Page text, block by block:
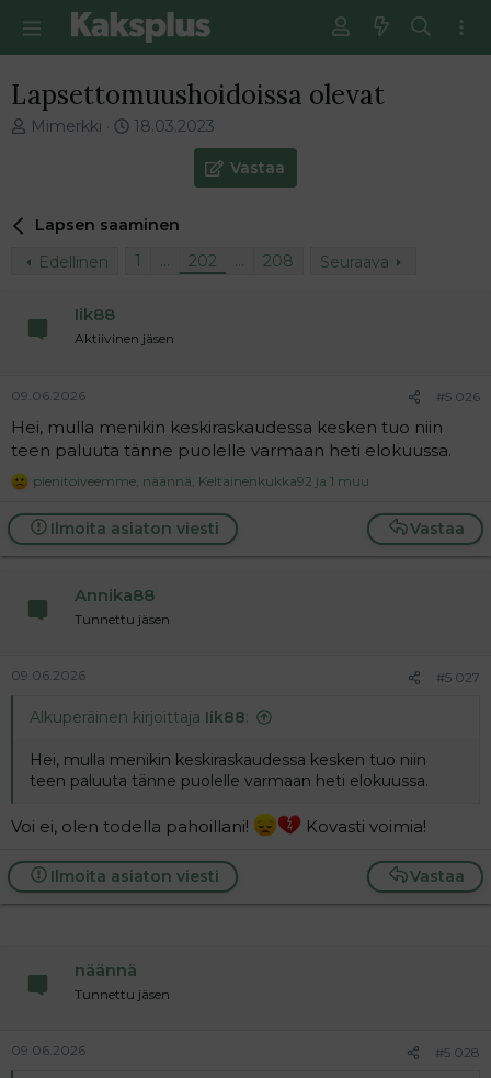
Lapsettomuushoidoissa olevat
V
e
u
o
i
t
t
j
a
Mimerkki
E
m
ä
n
s
t
i
18.03.2023
Vastaa
Lapsen saaminen
Edellinen
1 … 202 … 208 Seuraava
Iik88
Aktiivinen jäsen
09.06.2026 #5 026
Hei, mulla menikin keskiraskaudessa kesken tuo niin
teen paluuta tänne puolelle varmaan heti elokuussa.
R
a
c
t
pienitoiveemme näännä Keltainenkukka92 ja 1 muu
Vastaa
Ilmoita asiaton viesti
Annika88
Tunnettu jäsen
09.06.2026 #5 027
Alkuperäinen kirjoittaja Iik88:
Hei, mulla menikin keskiraskaudessa kesken tuo niin
teen paluuta tänne puolelle varmaan heti elokuussa.
Voi ei, olen todella pahoillani! Kovasti voimia!
Vastaa
Ilmoita asiaton viesti
näännä
Tunnettu jäsen
09.06.2026 #5 028